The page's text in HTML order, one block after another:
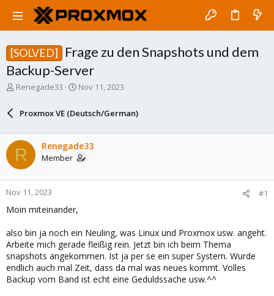
[SOLVED]
Frage zu den Snapshots und dem
Backup-Server
T
d
s
t
t
e
Renegade33
S
r
d
a
t
Nov 11, 2023
Proxmox VE (Deutsch/German)
R Renegade33
Member
Nov 11, 2023 #1
Moin miteinander,
also bin ja noch ein Neuling, was Linux und Proxmox usw. angeht.
Arbeite mich gerade fleißig rein. Jetzt bin ich beim Thema
snapshots angekommen. Ist ja per se ein super System. Wurde
endlich auch mal Zeit, dass da mal was neues kommt. Volles
Backup vom Band ist echt eine Geduldssache usw.^^